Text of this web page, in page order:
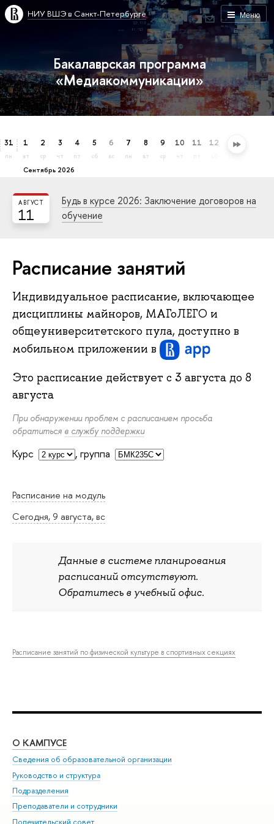
Меню
НИУ ВШЭ в Санкт-Петербурге
Бакалаврская программа
«Медиакоммуникации»
31
пн
сентябрь 2026
1
вт
2
ср
3
чт
4
пт
5
сб
6
вс
7
пн
8
вт
9
ср
10
чт
11 12 13
11
АВГУСТ
Будь в курсе 2026: Заключение договоров на
обучение
Расписание на модуль
Сегодня, 9 августа, вс
Расписание занятий
Индивидуальное расписание, включающее
дисциплины майноров, МАГоЛЕГО и
общеуниверситетского пула, доступно в
мобильном приложении в
Это расписание действует с 3 августа до 8
августа
При обнаружении проблем с расписанием просьба
обратиться в службу поддержки
Курс , группа
Данные в системе планирования
расписаний отсутствуют.
Обратитесь в учебный офис.
Расписание занятий по физической культуре в спортивных секциях
О КАМПУСЕ
Сведения об образовательной организации
Руководство и структура
Подразделения
Преподаватели и сотрудники
Попечительский совет